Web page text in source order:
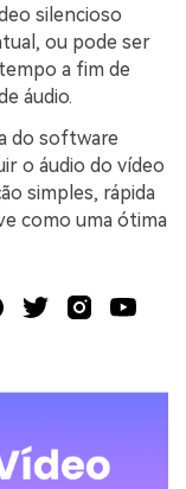
silencioso
ou pode ser
a fim de
áudio.
do software
o áudio do vídeo
simples, rápida
como uma ótima